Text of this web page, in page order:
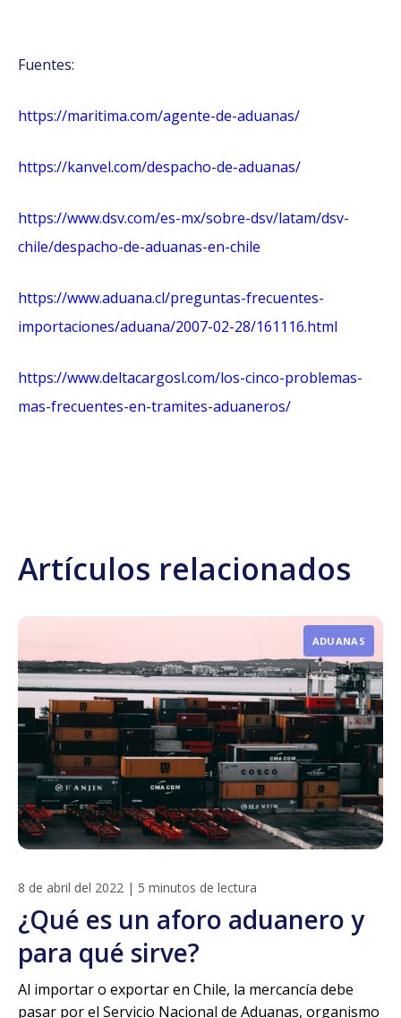
Fuentes:
https://maritima.com/agente-de-aduanas/
https://kanvel.com/despacho-de-aduanas/
https://www.dsv.com/es-mx/sobre-dsv/latam/dsv-
chile/despacho-de-aduanas-en-chile
https://www.aduana.cl/preguntas-frecuentes-
importaciones/aduana/2007-02-28/161116.html
https://www.deltacargosl.com/los-cinco-problemas-
mas-frecuentes-en-tramites-aduaneros/
Artículos relacionados
ADUANAS
8 de abril del 2022 | 5 minutos de lectura
¿Qué es un aforo aduanero y
para qué sirve?
Al importar o exportar en Chile, la mercancía debe
pasar por el Servicio Nacional de Aduanas, organismo